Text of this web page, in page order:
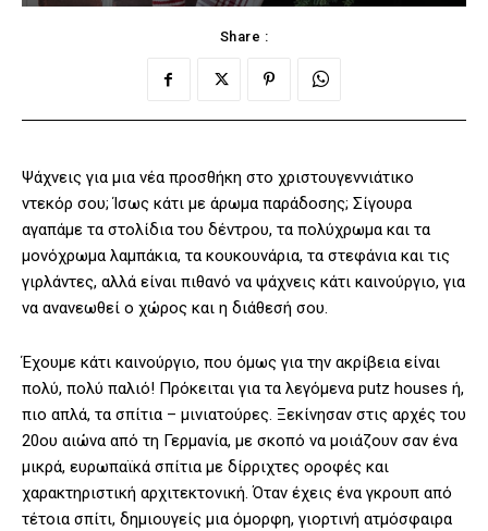
Share :
Ψάχνεις για μια νέα προσθήκη στο χριστουγεννιάτικο
ντεκόρ σου; Ίσως κάτι με άρωμα παράδοσης; Σίγουρα
αγαπάμε τα στολίδια του δέντρου, τα πολύχρωμα και τα
μονόχρωμα λαμπάκια, τα κουκουνάρια, τα στεφάνια και τις
γιρλάντες, αλλά είναι πιθανό να ψάχνεις κάτι καινούργιο, για
να ανανεωθεί ο χώρος και η διάθεσή σου.
Έχουμε κάτι καινούργιο, που όμως για την ακρίβεια είναι
πολύ, πολύ παλιό! Πρόκειται για τα λεγόμενα putz houses ή,
πιο απλά, τα σπίτια – μινιατούρες. Ξεκίνησαν στις αρχές του
20ου αιώνα από τη Γερμανία, με σκοπό να μοιάζουν σαν ένα
μικρά, ευρωπαϊκά σπίτια με δίρριχτες οροφές και
χαρακτηριστική αρχιτεκτονική. Όταν έχεις ένα γκρουπ από
τέτοια σπίτι, δημιουγείς μια όμορφη, γιορτινή ατμόσφαιρα